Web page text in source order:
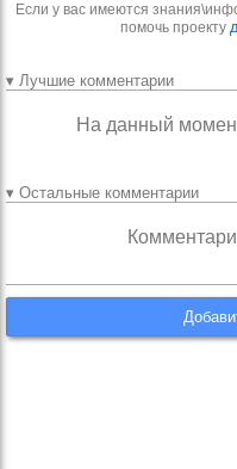
Если у вас имеются
помочь проекту
▾ Лучшие комментарии
На данный
▾ Остальные комментарии